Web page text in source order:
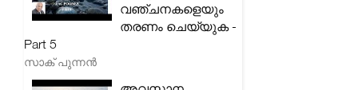
വഞ്ചനകളെയും
തരണം ചെയ്യുക -
Part 5
സാക് പുന്നൻ